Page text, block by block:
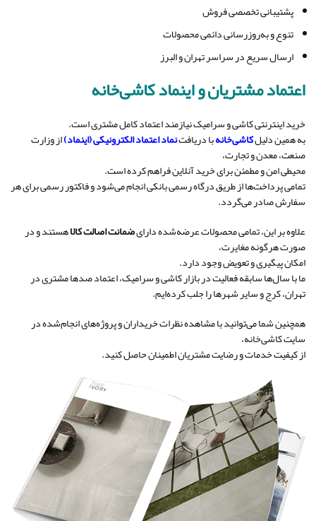
پشتیبانی تخصصی فروش
تنوع و به‌روزرسانی دائمی محصولات
ارسال سریع در سراسر تهران و البرز
اعتماد مشتریان و اینماد کاشی‌خانه
خرید اینترنتی کاشی و سرامیک نیازمند اعتماد کامل مشتری است.
به همین دلیلکاشی‌خانهبا دریافتنماد اعتماد الکترونیکی (اینماد)از وزارت
صنعت، معدن و تجارت،
محیطی امن و مطمئن برای خرید آنلاین فراهم کرده است.
تمامی پرداخت‌ها از طریق درگاه رسمی بانکی انجام می‌شود و فاکتور رسمی برای هر
سفارش صادر می‌گردد.
علاوه بر این، تمامی محصولات عرضه‌شده دارایضمانت اصالت کالاهستند و در
صورت هرگونه مغایرت،
امکان پیگیری و تعویض وجود دارد.
ما با سال‌ها سابقه فعالیت در بازار کاشی و سرامیک، اعتماد صدها مشتری در
تهران، کرج و سایر شهرها را جلب کرده‌ایم.
همچنین شما می‌توانید با مشاهده نظرات خریداران و پروژه‌های انجام‌شده در
سایت کاشی‌خانه،
از کیفیت خدمات و رضایت مشتریان اطمینان حاصل کنید.